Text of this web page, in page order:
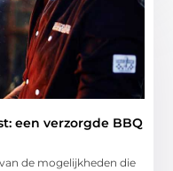
een verzorgde BBQ
de mogelijkheden die